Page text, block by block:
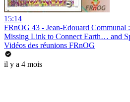
15:14
FRnOG 43 - Jean-Edouard Communal
Missing Link to Connect Earth… and
Vidéos des réunions FRnOG
il y a 4 mois